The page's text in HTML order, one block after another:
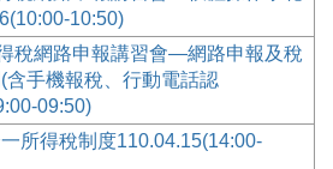
10:50)
稅網路申報講習會—網路申報及稅
含手機報稅、行動電話認
09:50)
所得稅制度110.04.15(14:00-